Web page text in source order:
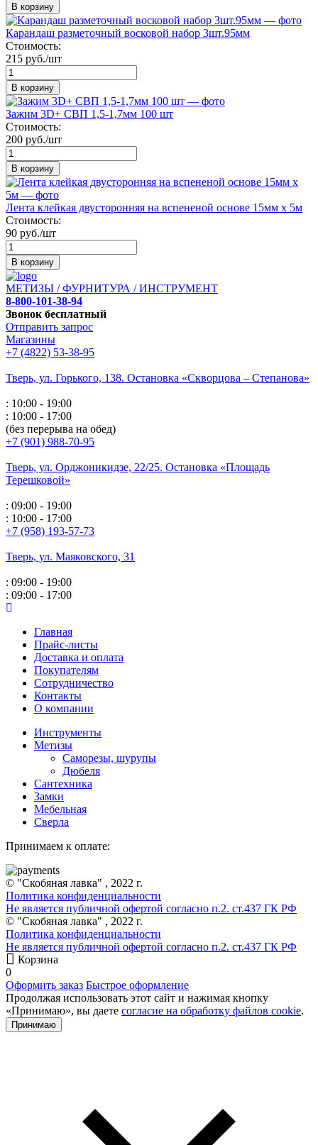
В корзину
Карандаш разметочный восковой набор 3шт.95мм
Стоимость:
215 руб./шт
В корзину
Зажим 3D+ СВП 1,5-1,7мм 100 шт
Стоимость:
200 руб./шт
В корзину
Лента клейкая двусторонняя на вспененой основе 15мм х 5м
Стоимость:
90 руб./шт
В корзину
МЕТИЗЫ / ФУРНИТУРА / ИНСТРУМЕНТ
8-800-101-38-94
Звонок бесплатный
Отправить запрос
Магазины
+7 (4822) 53-38-95
Тверь, ул. Горького, 138. Остановка «Скворцова – Степанова»
: 10:00 - 19:00
: 10:00 - 17:00
(без перерыва на обед)
+7 (901) 988-70-95
Тверь, ул. Орджоникидзе, 22/25. Остановка «Площадь
Терешковой»
: 09:00 - 19:00
: 10:00 - 17:00
+7 (958) 193-57-73
Тверь, ул. Маяковского, 31
: 09:00 - 19:00
: 09:00 - 17:00
Главная
Прайс-листы
Доставка и оплата
Покупателям
Сотрудничество
Контакты
О компании
Инструменты
Метизы
Саморезы, шурупы
Дюбеля
Сантехника
Замки
Мебельная
Сверла
Принимаем к оплате:
© "Скобяная лавка" , 2022 г.
Политика конфиденциальности
Не является публичной офертой согласно п.2. ст.437 ГК РФ
© "Скобяная лавка" , 2022 г.
Политика конфиденциальности
Не является публичной офертой согласно п.2. ст.437 ГК РФ
Корзина
0
Оформить заказ Быстрое оформление
Продолжая использовать этот сайт и нажимая кнопку
«Принимаю», вы даете согласие на обработку файлов cookie.
Принимаю